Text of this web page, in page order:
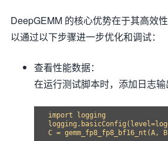
DeepGEMM 的核心优势在于其高效
以通过以下步骤进一步优化和调试：
查看性能数据：
在运行测试脚本时，添加日志输
import logging